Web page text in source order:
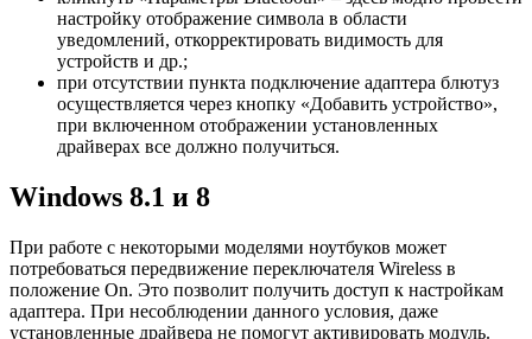
настройку отображение символа в области
уведомлений, откорректировать видимость для
устройств и др.;
при отсутствии пункта подключение адаптера блютуз
осуществляется через кнопку «Добавить устройство»,
при включенном отображении установленных
драйверах все должно получиться.
Windows 8.1 и 8
При работе с некоторыми моделями ноутбуков может
потребоваться передвижение переключателя Wireless в
положение On. Это позволит получить доступ к настройкам
адаптера. При несоблюдении данного условия, даже
установленные драйвера не помогут активировать модуль.